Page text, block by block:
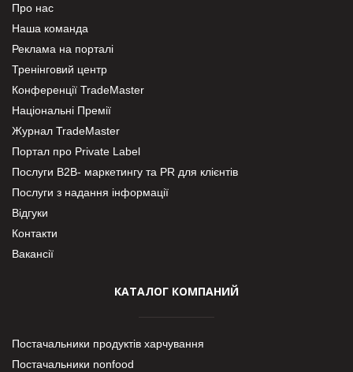
Про нас
Наша команда
Реклама на порталі
Тренінговий центр
Конференції TradeMaster
Національні Премії
Журнал TradeMaster
Портал про Private Label
Послуги В2В- маркетингу та PR для клієнтів
Послуги з надання інформації
Відгуки
Контакти
Вакансії
КАТАЛОГ КОМПАНИЙ
Постачальники продуктів харчування
Постачальники nonfood